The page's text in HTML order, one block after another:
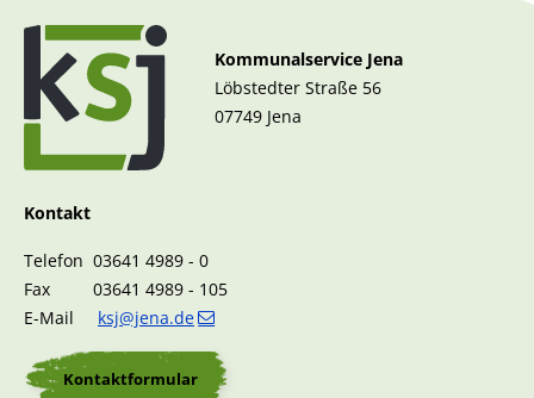
Kommunalservice Jena
Löbstedter Straße 56
07749 Jena
Kontakt
Telefon 03641 4989 - 0
Fax 03641 4989 - 105
E-Mail ksj@jena.de
Kontaktformular